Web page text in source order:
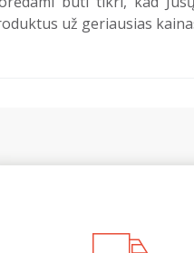
už geriausias